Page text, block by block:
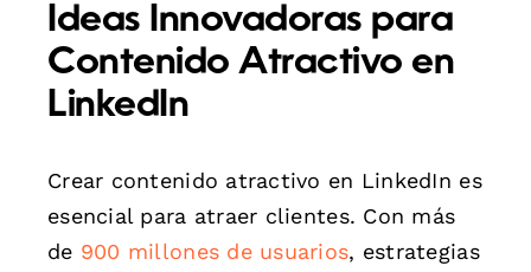
Ideas Innovadoras para
Contenido Atractivo en
LinkedIn
Crear contenido atractivo en LinkedIn es
esencial para atraer clientes. Con más
de 900 millones de usuarios, estrategias